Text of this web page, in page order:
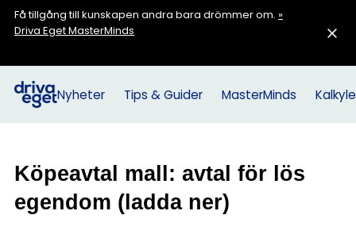
Få tillgång till kunskapen andra bara drömmer om. »
Driva Eget MasterMinds
Nyheter Tips & Guider MasterMinds
Köpeavtal mall: avtal för lös
egendom (ladda ner)